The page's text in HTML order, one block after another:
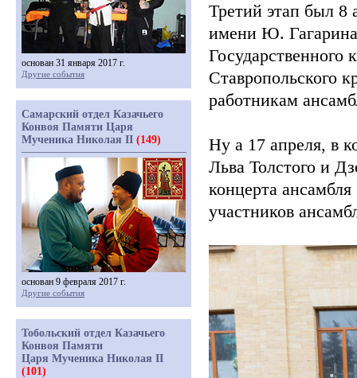
Третий этап был 8
имени Ю.
Государственного
Ставропольского
работникам
Ну а 17 апреля, в
Льва Толстого и
концерта ансамбля
участников
основан 31 января 2017 г.
Другие события
Самарский отдел Казачьего
Конвоя Памяти Царя
Мученика Николая II (149)
основан 9 февраля 2017 г.
Другие события
Тобольский отдел Казачьего
Конвоя Памяти
Царя Мученика Николая II
(101)